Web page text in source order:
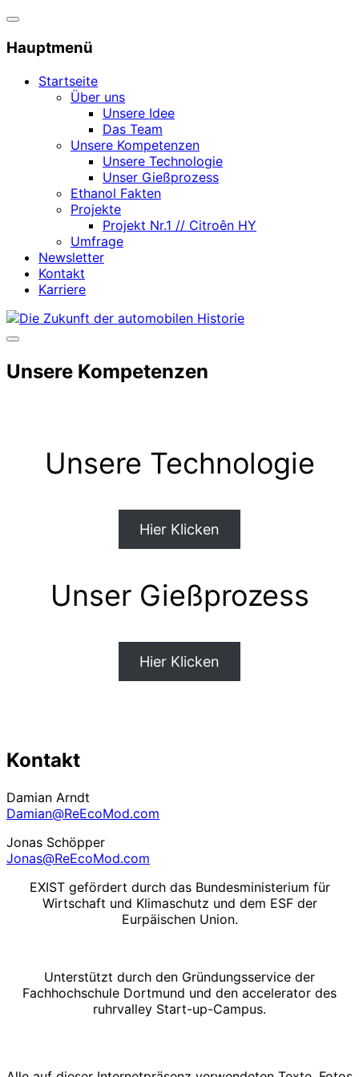
Navigation
Hauptmenü
Startseite
Über uns
Unsere Idee
Das Team
Unsere Kompetenzen
Unsere Technologie
Unser Gießprozess
Ethanol Fakten
Projekte
Projekt Nr.1 // Citroên HY
Umfrage
Newsletter
Kontakt
Karriere
Zum
Inhalt
Seitenleiste
Navigation
umschalten
Unsere Kompetenzen
Unsere Technologie
Hier Klicken
Unser Gießprozess
Hier Klicken
Kontakt
Damian Arndt
Damian@ReEcoMod.com
Jonas Schöpper
Jonas@ReEcoMod.com
EXIST gefördert durch das Bundesministerium für
Wirtschaft und Klimaschutz und dem ESF der
Eurpäischen Union.
Unterstützt durch den Gründungsservice der
Fachhochschule Dortmund und den accelerator des
ruhrvalley Start-up-Campus.